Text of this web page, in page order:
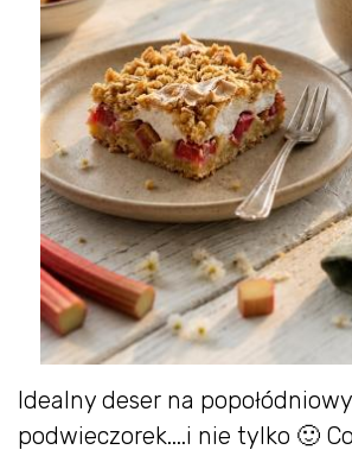
Idealny deser na popołódniowy
podwieczorek....i nie tylko 🙂